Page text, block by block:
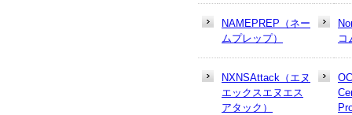
NAMEPREP（ネー
ムプレップ）
コ
NXNSAttack（エヌ
エックスエヌエス
アタック）